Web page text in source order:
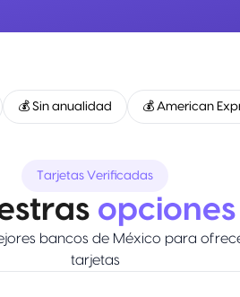
💰 Sin anualidad 💰 American
Tarjetas Verificadas
opciones
bancos de México para
tarjetas